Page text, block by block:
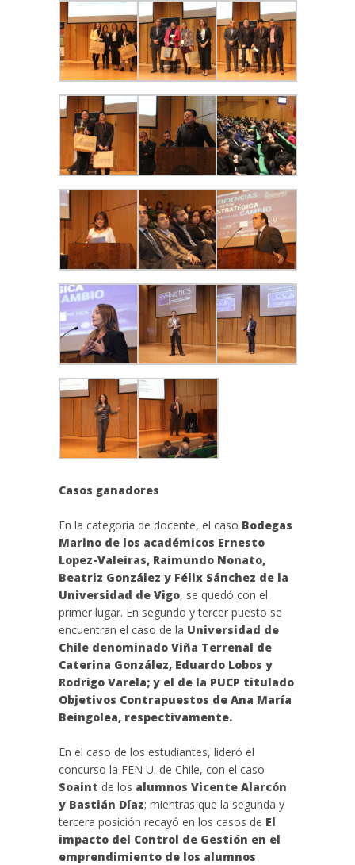
Casos ganadores
En la categoría de docente, el caso Bodegas
Marino de los académicos Ernesto
Lopez-Valeiras, Raimundo Nonato,
Beatriz González y Félix Sánchez de la
Universidad de Vigo, se quedó con el
primer lugar. En segundo y tercer puesto se
encuentran el caso de la Universidad de
Chile denominado Viña Terrenal de
Caterina González, Eduardo Lobos y
Rodrigo Varela; y el de la PUCP titulado
Objetivos Contrapuestos de Ana María
Beingolea, respectivamente.
En el caso de los estudiantes, lideró el
concurso la FEN U. de Chile, con el caso
Soaint de los alumnos Vicente Alarcón
y Bastián Díaz; mientras que la segunda y
tercera posición recayó en los casos de El
impacto del Control de Gestión en el
emprendimiento de los alumnos